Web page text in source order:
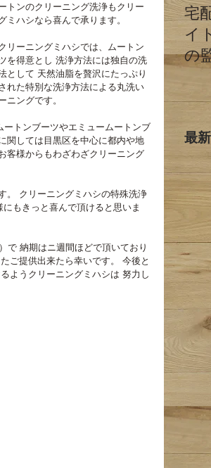
トンのクリーニング洗浄もクリー
ミハシなら喜んで承ります。
リーニングミハシでは、ムートン
を得意とし 洗浄方法には独自の洗
として 天然油脂を贅沢にたっぷり
れた特別な洗浄方法による丸洗い
ニングです。
ートンブーツやエミュームートンブ
関しては目黒区を中心に都内や地
客様からもわざわざクリーニング
。 クリーニングミハシの特殊洗浄
もきっと喜んで頂けると思いま
で 納期はニ週間ほどで頂いており
ご提供出来たら幸いです。 今後と
ようクリーニングミハシは 努力し
宅
イ
の
ま
最